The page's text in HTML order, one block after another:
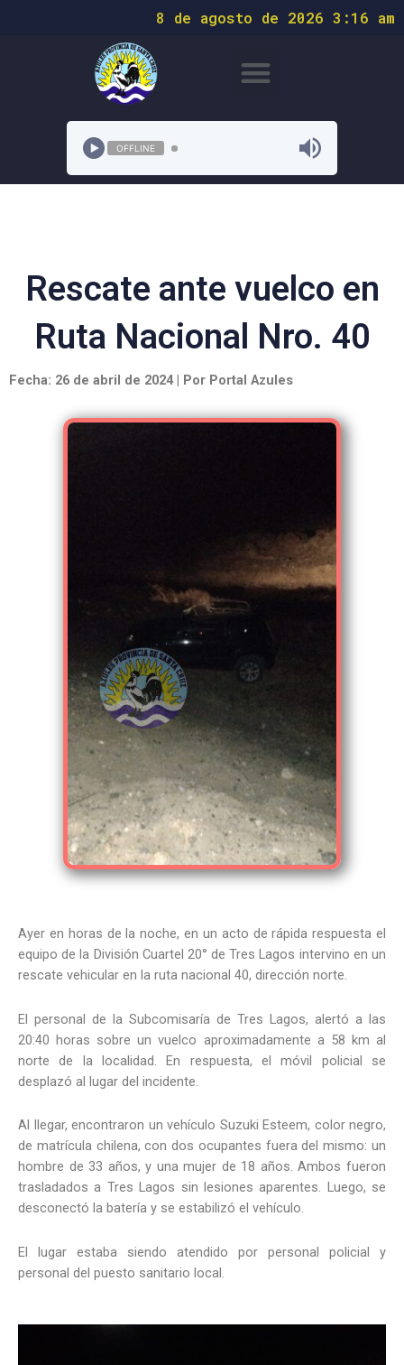
8 de agosto de 2026 3:16 am
OFFLINE
Rescate ante vuelco en
Ruta Nacional Nro. 40
Fecha: 26 de abril de 2024 | Por Portal Azules
Ayer en horas de la noche, en un acto de rápida respuesta el
equipo de la División Cuartel 20° de Tres Lagos intervino en un
rescate vehicular en la ruta nacional 40, dirección norte.
El personal de la Subcomisaría de Tres Lagos, alertó a las
20:40 horas sobre un vuelco aproximadamente a 58 km al
norte de la localidad. En respuesta, el móvil policial se
desplazó al lugar del incidente.
Al llegar, encontraron un vehículo Suzuki Esteem, color negro,
de matrícula chilena, con dos ocupantes fuera del mismo: un
hombre de 33 años, y una mujer de 18 años. Ambos fueron
trasladados a Tres Lagos sin lesiones aparentes. Luego, se
desconectó la batería y se estabilizó el vehículo.
El lugar estaba siendo atendido por personal policial y
personal del puesto sanitario local.